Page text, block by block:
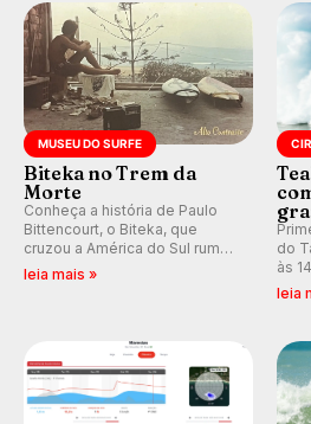
MUSEU DO SURFE
Biteka no Trem da
Morte
Conheça a história de Paulo
Bittencourt, o Biteka, que
cruzou a América do Sul rumo
ao Pacífico em uma jornada
leia mais »
do
às
leia